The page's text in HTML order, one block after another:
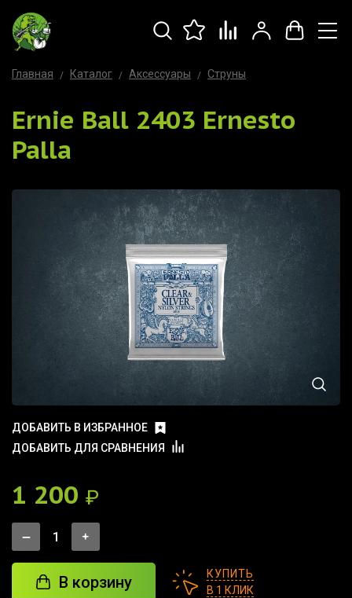
Главная Каталог Аксессуары Струны
Ernie Ball 2403 Ernesto
Palla
ДОБАВИТЬ В ИЗБРАННОЕ
ДОБАВИТЬ ДЛЯ СРАВНЕНИЯ
1 200 ₽
В корзину
КУПИТЬ
В 1 КЛИК